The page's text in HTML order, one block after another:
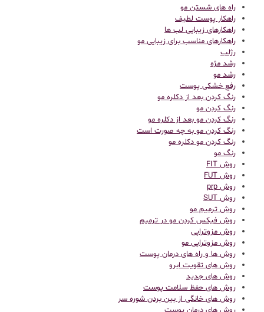
راه های شستن مو
راهکار پوست لطیف
راهکارهای زیبایی لب ها
راهکارهای مناسب برای زیبایی مو
رژلب
رشد مژه
رشد مو
رفع خشکی پوست
رنگ کردن بعد از دکلره مو
رنگ کردن مو
رنگ کردن مو بعد از دکلره مو
رنگ کردن مو به چه صورت است
رنگ کردن مو دکلره مو
رنگ مو
روش FIT
روش FUT
روش prp
روش SUT
روش ترمیم مو
روش فیکس کردن مو در ترمیم
روش مزوتراپی
روش مزوتراپی مو
روش ها و راه های درمان پوست
روش های تقویت ابرو
روش های جدید
روش های حفظ سلامت پوست
روش های خانگی از بین بردن شوره سر